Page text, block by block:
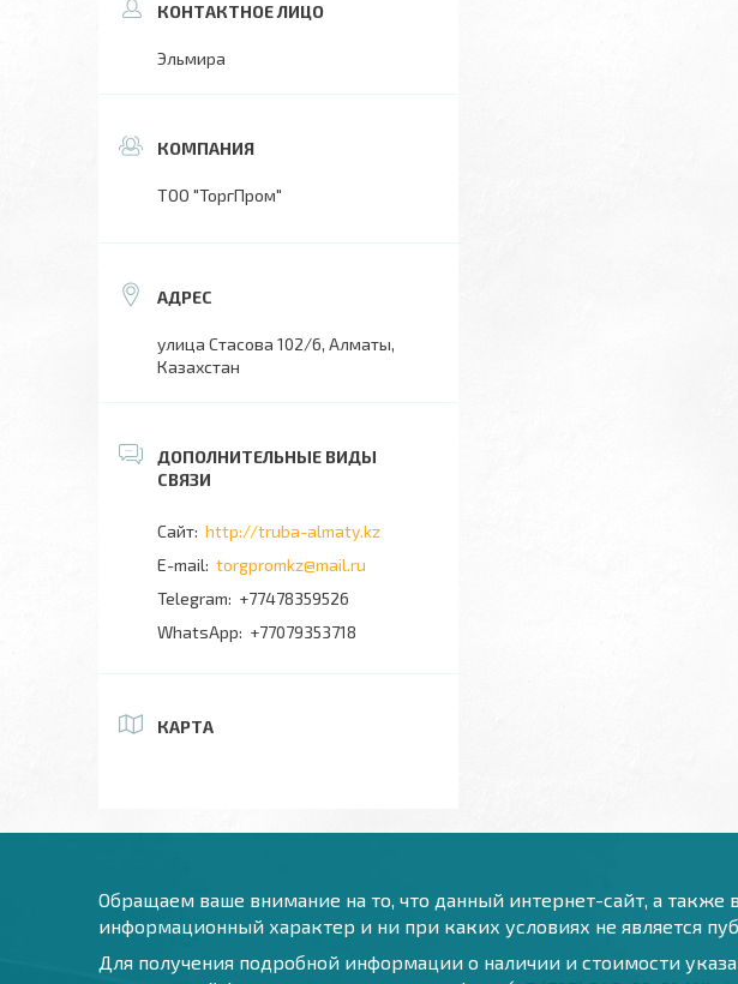
Эльмира
ТОО "ТоргПром"
улица Стасова 102/6, Алматы,
Казахстан
http://truba-almaty.kz
torgpromkz@mail.ru
+77478359526
+77079353718
КАРТА
Обращаем ваше внимание на то, что данный интернет-сайт, а также
информационный характер и ни при каких условиях не является
Для получения подробной информации о наличии и стоимости